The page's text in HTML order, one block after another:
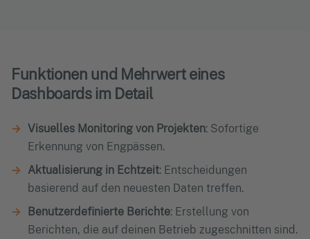
Funktionen und Mehrwert eines
Dashboards im Detail
Visuelles Monitoring von Projekten: Sofortige
Erkennung von Engpässen.
Aktualisierung in Echtzeit: Entscheidungen
basierend auf den neuesten Daten treffen.
Benutzerdefinierte Berichte: Erstellung von
Berichten, die auf deinen Betrieb zugeschnitten sind.